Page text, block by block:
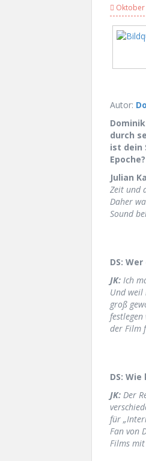
Oktober
Autor:
durch
ist dein
Epoche?
Julian
Zeit und
Daher
Sound
DS:
JK: Ich
Und weil
groß
der Film
DS:
JK: Der
für
Fan von
Films